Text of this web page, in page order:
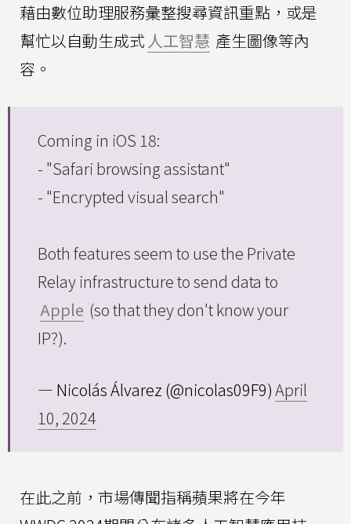
藉由數位助理服務彙整搜尋資訊重點，或是
幫忙以自動生成式人工智慧 產生圖像等內
容。
Coming in iOS 18:
- "Safari browsing assistant"
- "Encrypted visual search"
Both features seem to use the Private
Relay infrastructure to send data to
Apple (so that they don't know your
IP?).
— Nicolás Álvarez (@nicolas09F9)April
10, 2024
在此之前，市場傳聞指稱蘋果將在今年